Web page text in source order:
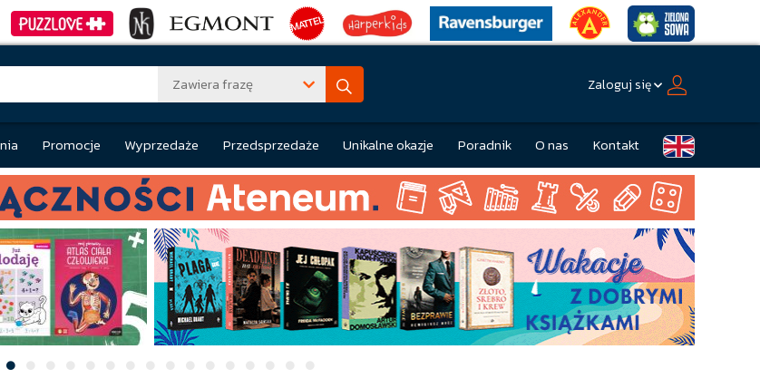
Zawiera frazę Zaloguj się
Promocje Wyprzedaże Przedsprzedaże Unikalne okazje Poradnik O nas Kontakt